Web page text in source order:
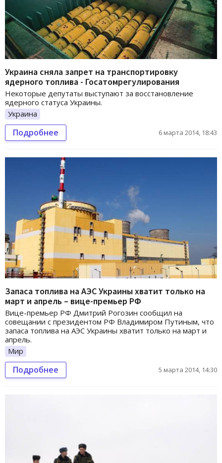
Украина сняла запрет на транспортировку
ядерного топлива - Госатомрегулирования
Некоторые депутаты выступают за восстановление
ядерного статуса Украины.
Украина
Подробнее 6 марта 2014, 18:43
Запаса топлива на АЭС Украины хватит только на
март и апрель – вице-премьер РФ
Вице-премьер РФ Дмитрий Рогозин сообщил на
совещании с президентом РФ Владимиром Путиным, что
запаса топлива на АЭС Украины хватит только на март и
апрель.
Мир
Подробнее 5 марта 2014, 14:30